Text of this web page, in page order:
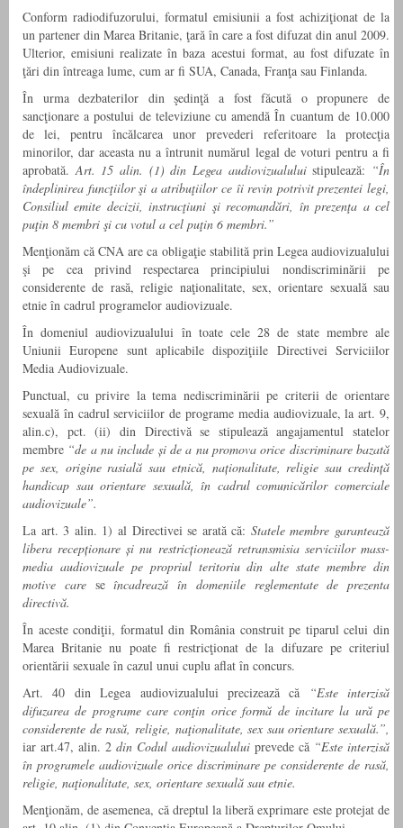
Conform radiodifuzorului, formatul emisiunii a fost achiziţionat de la
un partener din Marea Britanie, ţară în care a fost difuzat din anul 2009.
Ulterior, emisiuni realizate în baza acestui format, au fost difuzate în
ţări din întreaga lume, cum ar fi SUA, Canada, Franţa sau Finlanda.
În urma dezbaterilor din şedinţă a fost făcută o propunere de
sancţionare a postului de televiziune cu amendă În cuantum de 10.000
de lei, pentru încălcarea unor prevederi referitoare la protecţia
minorilor, dar aceasta nu a întrunit numărul legal de voturi pentru a fi
aprobată.Art. 15 alin. (1) din Legea audiovizualuluistipulează: “În
îndeplinirea funcţiilor şi a atribuţiilor ce îi revin potrivit prezentei legi,
Consiliul emite decizii, instrucţiuni şi recomandări, în prezenţa a cel
puţin 8 membri şi cu votul a cel puţin 6 membri.”
Menţionăm că CNA are ca obligaţie stabilită prin Legea audiovizualului
şi pe cea privind respectarea principiului nondiscriminării pe
considerente de rasă, religie naţionalitate, sex, orientare sexuală sau
etnie în cadrul programelor audiovizuale.
În domeniul audiovizualului în toate cele 28 de state membre ale
Uniunii Europene sunt aplicabile dispoziţiile Directivei Serviciilor
Media Audiovizuale.
Punctual, cu privire la tema nediscriminării pe criterii de orientare
sexuală în cadrul serviciilor de programe media audiovizuale, la art. 9,
alin.c), pct. (ii) din Directivă se stipulează angajamentul statelor
membre “de a nu include și de a nu promova orice discriminare bazată
pe sex, origine rasială sau etnică, naționalitate, religie sau credință
handicap sau orientare sexuală, în cadrul comunicărilor comerciale
audiovizuale”.
La art. 3 alin. 1) al Directivei se arată că: Statele membre garantează
libera recepționare și nu restricționează retransmisia serviciilor mass-
media audiovizuale pe propriul teritoriu din alte state membre din
motive care seîncadrează în domeniile reglementate de prezenta
directivă.
În aceste condiţii, formatul din România construit pe tiparul celui din
Marea Britanie nu poate fi restricţionat de la difuzare pe criteriul
orientării sexuale în cazul unui cuplu aflat în concurs.
Art. 40 din Legea audiovizualului precizează că
“Este interzisă
difuzarea de programe care conţin orice formă de incitare la ură pe
considerente de rasă, religie, naţionalitate, sex sau orientare sexuală.”,
iar art.47, alin. 2 din Codul audiovizualului prevede că “Este interzisă
în programele audiovizuale orice discriminare pe considerente de rasă,
religie, naţionalitate, sex, orientare sexuală sau etnie.
Menţionăm, de asemenea, că dreptul la liberă exprimare este protejat de